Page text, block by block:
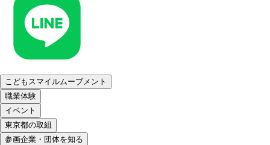
こどもスマイルムーブメント
職業体験
イベント
東京都の取組
参画企業・団体を知る